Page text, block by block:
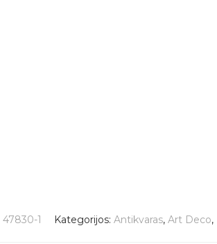
47830-1 Kategorijos: Antikvaras, Art Deco,